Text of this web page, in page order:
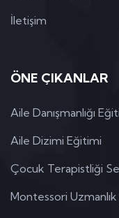
İletişim
ÖNE ÇIKANLAR
Aile Danışmanlığı
Aile Dizimi Eğitimi
Çocuk Terapistliği
Montessori